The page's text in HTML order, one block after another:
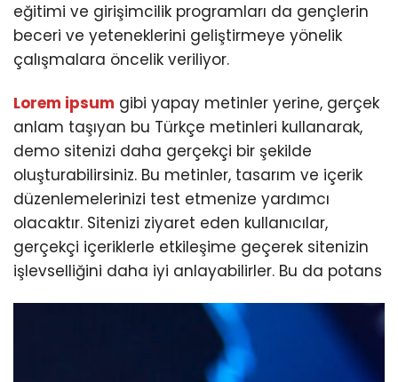
eğitimi ve girişimcilik programları da gençlerin
beceri ve yeteneklerini geliştirmeye yönelik
çalışmalara öncelik veriliyor.
Lorem ipsum gibi yapay metinler yerine, gerçek
anlam taşıyan bu Türkçe metinleri kullanarak,
demo sitenizi daha gerçekçi bir şekilde
oluşturabilirsiniz. Bu metinler, tasarım ve içerik
düzenlemelerinizi test etmenize yardımcı
olacaktır. Sitenizi ziyaret eden kullanıcılar,
gerçekçi içeriklerle etkileşime geçerek sitenizin
işlevselliğini daha iyi anlayabilirler. Bu da potans